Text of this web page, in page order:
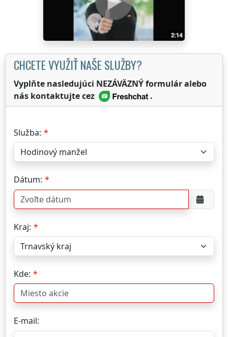
CHCETE VYUŽIŤ NAŠE SLUŽBY?
Vyplňte nasledujúci NEZÁVÄZNÝ formulár alebo
nás kontaktujte cez
.
Služba:
Dátum:
Kraj:
Kde:
E-mail: